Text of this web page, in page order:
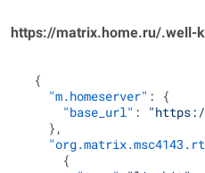
https://matrix.home.ru/
{
"m.homeserver" :
{
"base_url" :
} ,
{